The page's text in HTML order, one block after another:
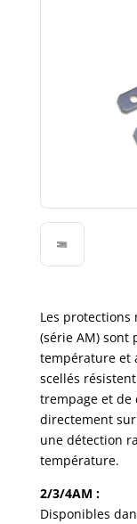
Les protections
(série AM) sont
température et
scellés
trempage et de
directement
une détection
température.
2/3/4AM :
Disponibles